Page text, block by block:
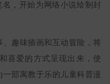
，开始为网络小说绘制封
趣味插画和互动冒险，将
喜爱的方式呈现出来，使
一部寓教于乐的儿童科普漫